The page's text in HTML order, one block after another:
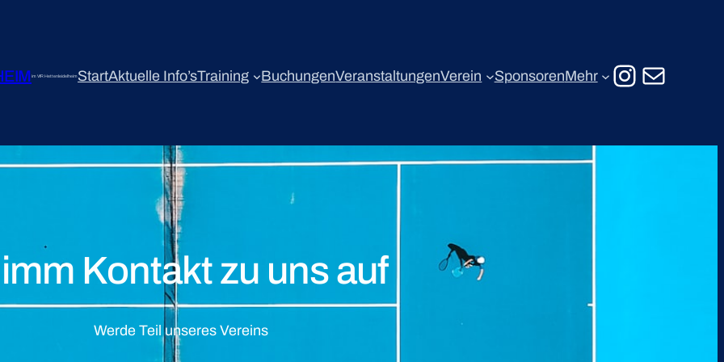
im VfR HettenleidelheimStartAktuelle Info’sTraining BuchungenVeranstaltungenVerein SponsorenMehr E-Mail
Kontakt zu uns auf
Werde Teil unseres Vereins